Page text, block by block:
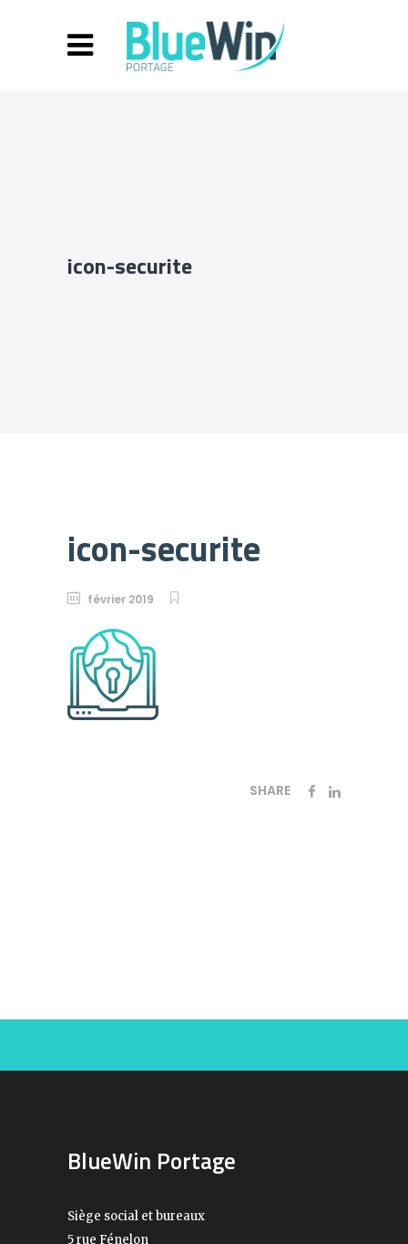
icon-securite
icon-securite
février 2019
SHARE
BlueWin Portage
Siège social et bureaux
5 rue Fénelon